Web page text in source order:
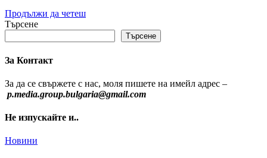
Продължи да четеш
Търсене
Търсене
За Контакт
За да се свържете с нас, моля пишете на имейл адрес –
p.media.group.bulgaria@gmail.com
Не изпускайте и..
Новини